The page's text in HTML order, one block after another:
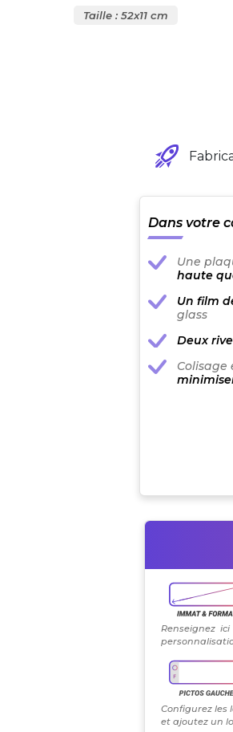
Taille : 52x11 cm
Dans votre
Une
haute
Un film
glass
Deux
Colisage
Renseignez
Configurez les
et ajoutez un